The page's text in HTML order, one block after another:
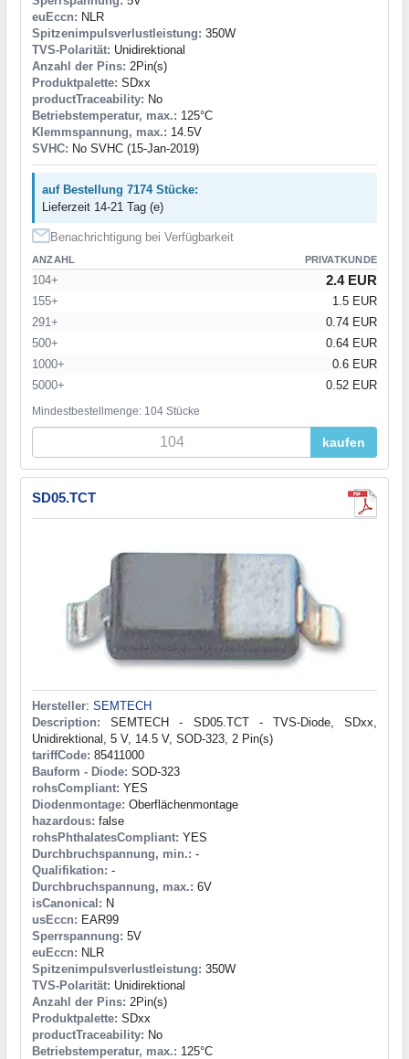
euEccn: NLR
Spitzenimpulsverlustleistung: 350W
TVS-Polarität: Unidirektional
Anzahl der Pins: 2Pin(s)
Produktpalette: SDxx
productTraceability: No
Betriebstemperatur, max.: 125°C
Klemmspannung, max.: 14.5V
SVHC: No SVHC (15-Jan-2019)
auf Bestellung 7174 Stücke:
Lieferzeit 14-21 Tag (e)
Benachrichtigung bei Verfügbarkeit
ANZAHL PRIVATKUNDE
104+ 2.4 EUR
155+
1.5 EUR
291+
0.74 EUR
500+
0.64 EUR
1000+
0.6 EUR
5000+
0.52 EUR
Mindestbestellmenge: 104 Stücke
kaufen
SD05.TCT
Hersteller: SEMTECH
Description: SEMTECH - SD05.TCT - TVS-Diode, SDxx,
Unidirektional, 5 V, 14.5 V, SOD-323, 2 Pin(s)
tariffCode: 85411000
Bauform - Diode: SOD-323
rohsCompliant: YES
Diodenmontage: Oberflächenmontage
hazardous: false
rohsPhthalatesCompliant: YES
Durchbruchspannung, min.: -
Qualifikation: -
Durchbruchspannung, max.: 6V
isCanonical: N
usEccn: EAR99
Sperrspannung: 5V
euEccn: NLR
Spitzenimpulsverlustleistung: 350W
TVS-Polarität: Unidirektional
Anzahl der Pins: 2Pin(s)
Produktpalette: SDxx
productTraceability: No
Betriebstemperatur, max.: 125°C